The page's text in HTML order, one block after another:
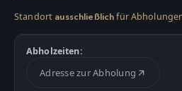
Standort ausschließlich für
Abholzeiten:
Adresse zur Abholung